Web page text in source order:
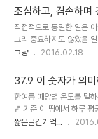
니다. 뭔가 제대로 하려고
이 있는가 하면 그렇지 않
할 수 있는 시간이 필수일
대로 이어질 수 있다고 보
떨어지는 상황도 현실에선
상의 왜곡된 구조에서는
조심하고, 겸손하며
직접적으로 동일한 일은
그리 중요하지도 않았을
도 없지 싶습니다. 한편으
는 것 자체로는 "그래 뭐~
에서 벗어나고자 하기도
가?!! 하지만 사실인 건 어
한 것도 아닌데, 혼자 뻘쭘
라서 사실이라 여겨진 것
그냥 2016.02.18
37.9 이 숫자가 의
한여름 때양볕 온도를 말
년 기준 이 땅에서 하루 평
합니다. 간단히 말해서 매
짧은글긴기억...